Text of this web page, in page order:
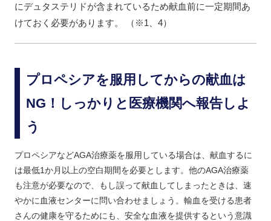
にデュタステリドが含まれているため献血前に一定期間あ
けておく必要があります。 （※1、4）
プロペシアを服用してからの献血は
NG！しっかりと医療機関へ報告しよ
う
プロペシアなどAGA治療薬を服用している場合は、献血するに
は最低1か月以上の空白期間を必要とします。他のAGA治療薬
も注意が必要なので、もし誤って献血してしまったときは、速
やかに血液センターに問い合わせましょう。輸血を受ける患者
さんの健康を守るためにも、安全な血液を提供するという意識